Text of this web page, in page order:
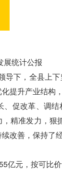
统计公报
下，全县上下
提升产业结构
促改革、调
精准发力，
改善，保持了
元，按可比价